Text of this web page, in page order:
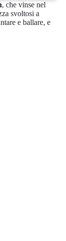
, che vinse nel
svoltosi a
e ballare, e